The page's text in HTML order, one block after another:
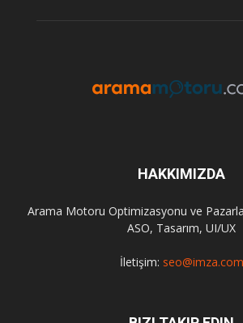
HAKKIMIZDA
Arama Motoru Optimizasyonu ve
ASO, Tasarım, UI/UX
İletişim: seo@imza.com